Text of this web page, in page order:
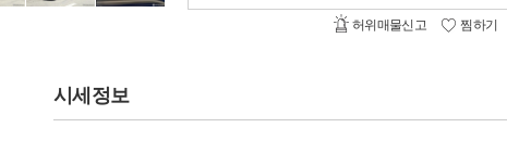
허위매물신고 찜하기
시세정보